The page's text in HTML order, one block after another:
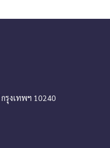
รุงเทพฯ 10240